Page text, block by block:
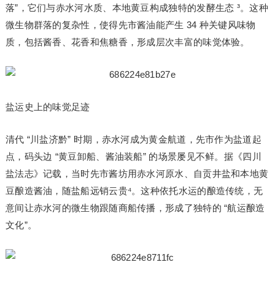
落”，它们与赤水河水质、本地黄豆构成独特的发酵生态 ³。这种
微生物群落的复杂性，使得先市酱油能产生 34 种关键风味物
质，包括酱香、花香和焦糖香，形成层次丰富的味觉体验。
盐运史上的味觉足迹
清代 “川盐济黔” 时期，赤水河成为黄金航道，先市作为盐道起
点，码头边 “黄豆卸船、酱油装船” 的场景屡见不鲜。据《四川
盐法志》记载，当时先市酱坊用赤水河原水、自贡井盐和本地黄
豆酿造酱油，随盐船远销云贵⁴。这种依托水运的酿造传统，无
意间让赤水河的微生物跟随商船传播，形成了独特的 “航运酿造
文化”。